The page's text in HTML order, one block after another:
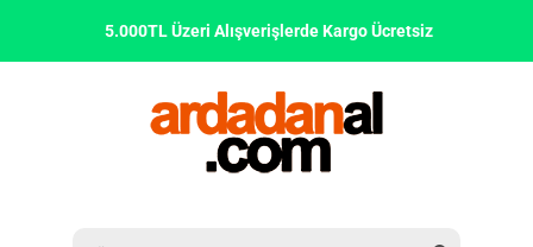
5.000TL Üzeri Alışverişlerde Kargo Ücretsiz